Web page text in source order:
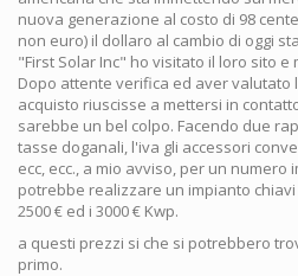
nuova generazione al costo di 98
non euro) il dollaro al cambio di oggi
"First Solar Inc" ho visitato il loro sito
Dopo attente verifica ed aver valutato
acquisto riuscisse a mettersi in
sarebbe un bel colpo. Facendo due
tasse doganali, l'iva gli accessori
ecc, ecc., a mio avviso, per un numero
potrebbe realizzare un impianto
2500 € ed i 3000 € Kwp.
a questi prezzi si che si potrebbero
primo.